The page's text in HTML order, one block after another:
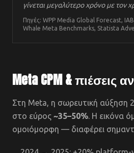
γίνεται μεγαλύτερο χρόνο με τον
Πηγές: WPP Media Global Forecast,
Whale Meta Benchmarks, Statista
Meta CPM & πιέσεις
Στη Meta, η σωρευτική αύξηση
στο εύρος ~35–50%. Η εικόνα
ομοιόμορφη — διαφέρει